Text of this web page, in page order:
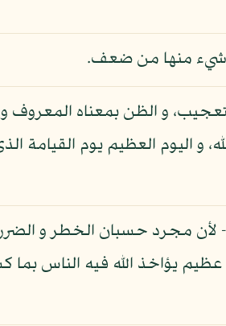
شيء منها من ضعف.
و الظن بمعناه المعروف و
و اليوم العظيم يوم القيامة
- لأن مجرد حسبان الخطر و
يؤاخذ الله فيه الناس بما